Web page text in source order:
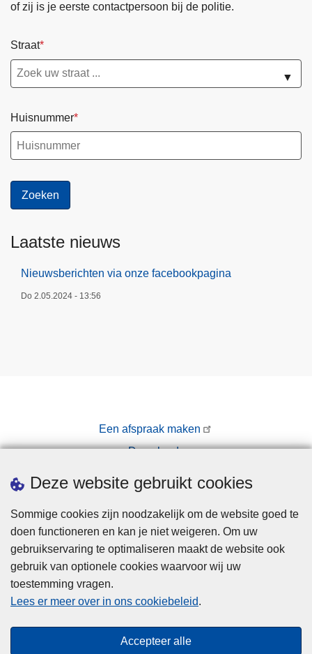
Deze website gebruikt cookies
Sommige cookies zijn noodzakelijk om de website goed te
doen functioneren en kan je niet weigeren. Om uw
gebruikservaring te optimaliseren maakt de website ook
gebruik van optionele cookies waarvoor wij uw
toestemming vragen.
Lees er meer over in ons cookiebeleid.
Accepteer alle
of zij is je eerste contactpersoon bij de politie.
Straat
▼
Huisnummer
Laatste nieuws
Nieuwsberichten via onze facebookpagina
Do 2.05.2024 - 13:56
Een afspraak maken
Downloads
Pers
Privacy